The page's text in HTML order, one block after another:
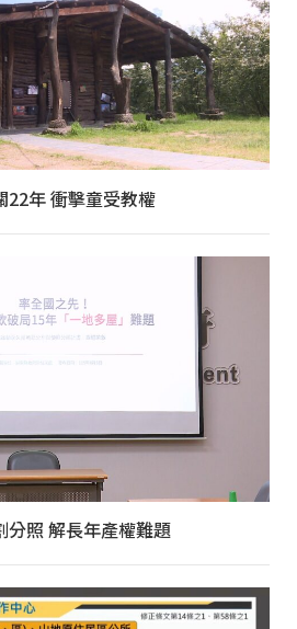
22年 衝擊童受教權
分照 解長年產權難題